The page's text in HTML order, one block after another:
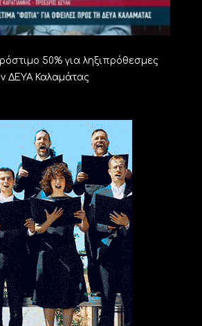
50% για ληξιπρόθεσμες
ΔΕΥΑ Καλαμάτας